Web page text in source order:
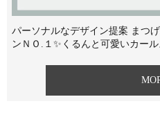
パーソナルなデザイン提案 まつ
ンＮＯ.１✨くるんと可愛いカ